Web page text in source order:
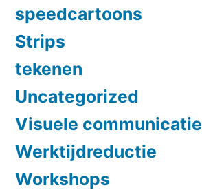
speedcartoons
Strips
tekenen
Uncategorized
Visuele communicatie
Werktijdreductie
Workshops